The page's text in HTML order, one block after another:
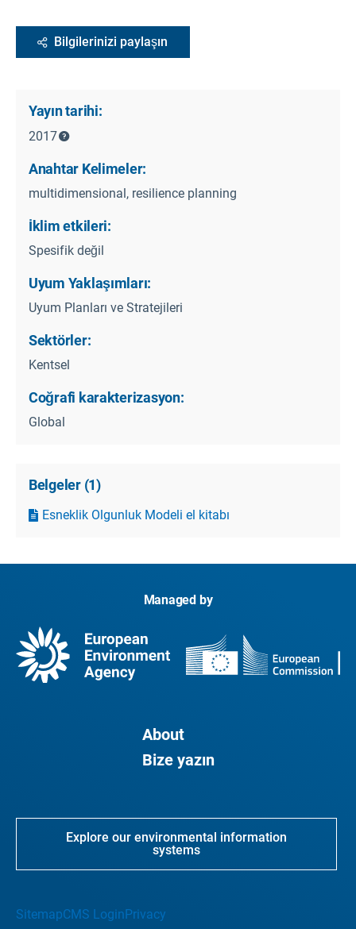
Bilgilerinizi paylaşın
Yayın tarihi:
2017
Anahtar Kelimeler:
multidimensional, resilience planning
İklim etkileri:
Spesifik değil
Uyum Yaklaşımları:
Uyum Planları ve Stratejileri
Sektörler:
Kentsel
Coğrafi karakterizasyon:
Global
Belgeler (1)
Esneklik Olgunluk Modeli el kitabı
Managed by
About
Bize yazın
Explore our environmental information
systems
SitemapCMS LoginPrivacy